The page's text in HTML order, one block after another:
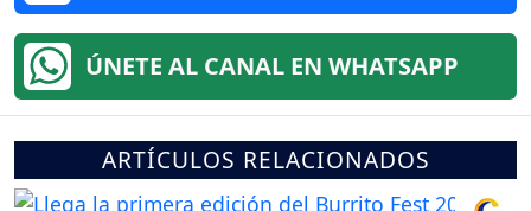
ÚNETE AL CANAL EN WHATSAPP
ARTÍCULOS RELACIONADOS